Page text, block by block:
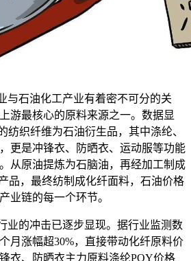
与石油化工产业有着密不可分的关
游最核心的原料来源之一。数据显
纺织纤维为石油衍生品，其中涤纶、
更是冲锋衣、防晒衣、运动服等功能
从原油提炼为石脑油，再经加工制成
品，最终纺制成化纤面料，石油价格
业链的每一个环节。
业的冲击已逐步显现。据行业监测数
月涨幅超30%，直接带动化纤原料价
衣、防晒衣主力原料涤纶POY价格